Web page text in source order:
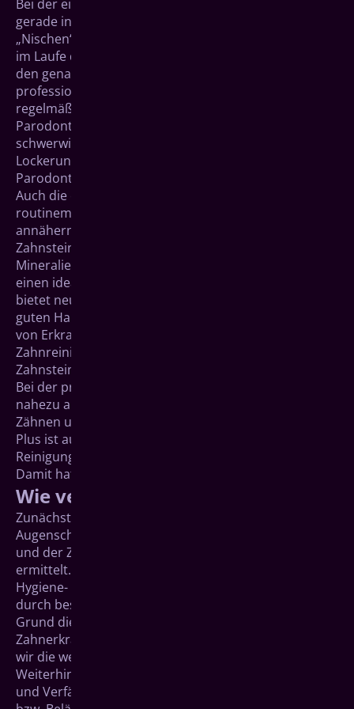
Bei der eigenen Mundpflege bleiben in der Regel
gerade in Zwischenräumen, Vertiefungen und
„Nischen“ Reste von bakteriellen Belägen zurück, die
im Laufe der Zeit zu hartnäckigen Ablagerungen und
den genannten Erkrankungen führen können. Eine
professionelle Zahnreinigung senkt, wenn sie
regelmäßig durchgeführt wird, das Karies- und
Parodontitisrisiko deutlich. Sie wirkt
schwerwiegenden Auswirkungen, bis hin zur
Lockerung von Zähnen bei einer fortgeschrittenen
Parodontitis, entgegen.
Auch die einfache Zahnsteinentfernung bei den
routinemäßigen Kontrolluntersuchungen hat nicht
annähernd den selben prophylaktischen Effekt.
Zahnstein besteht aus Zahnbelag, der durch
Mineralien im Mundraum verfestigt wird. Er stellt
einen idealen Lebensraum für Bakterien dar und
bietet neu hinzukommenden Zahnbelägen einen
guten Halt. Damit fördert Zahnstein die Entstehung
von Erkrankungen im Mundraum. Die professionelle
Zahnreinigung geht über die reine
Zahnsteinentfernung weit hinaus.
Bei der professionellen Zahnreinigung werden
nahezu alle weichen und harten Beläge von den
Zähnen und aus Zahnzwischenräumen abgelöst. Ein
Plus ist außerdem, dass Ihre Zähne durch die
Reinigung meist eine hellere Farbe zurückerhalten.
Damit hat eine PZR auch einen ästhetischen Effekt.
Wie verläuft die PZR?
Zunächst wird Ihre individuelle Mundgesundheit in
Augenschein genommen. Das Gebiss wird untersucht
und der Zustand Ihrer Zähne und Ihres Zahnfleisches
ermittelt. Das kann beispielsweise mittels Plaque-,
Hygiene- oder Blutungsindizes (-werten) und/oder
durch bestimmte Anfärbetechniken geschehen. Auf
Grund dieser Untersuchung lassen sich etwaige
Zahnerkrankungen erkennen. Anschließend stimmen
wir die weiteren Behandlungsschritte mit Ihnen ab.
Weiterhin werden die harten Beläge wie Zahnstein
und Verfärbungen und die weichen Ablagerungen